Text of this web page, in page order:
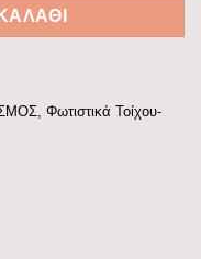
Φωτιστικά Τοίχου-